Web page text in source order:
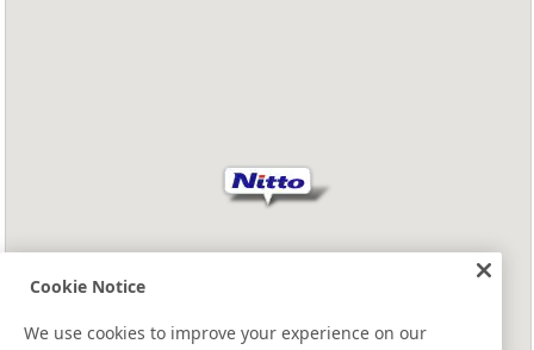
Cookie Notice
We use cookies to improve your experience on our